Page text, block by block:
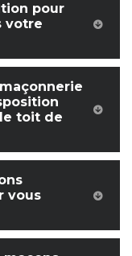
pour
votre
toit de
vous